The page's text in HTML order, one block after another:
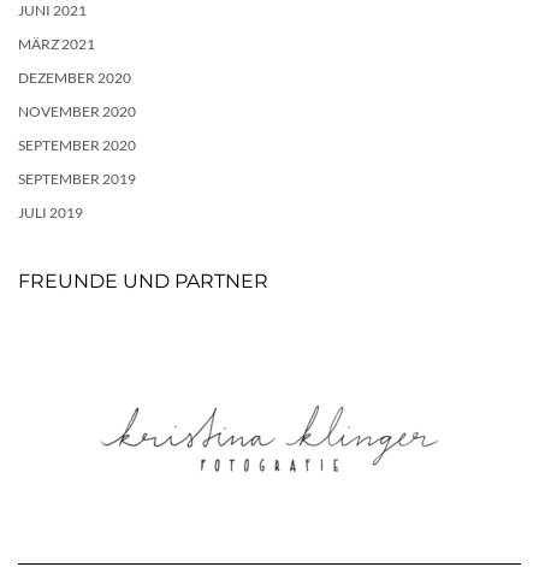
JUNI 2021
MÄRZ 2021
DEZEMBER 2020
NOVEMBER 2020
SEPTEMBER 2020
SEPTEMBER 2019
JULI 2019
FREUNDE UND PARTNER